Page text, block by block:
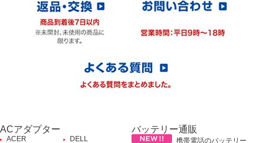
ACアダプター
ACER DELL
バッテリー通販
携帯電話のバッテリー